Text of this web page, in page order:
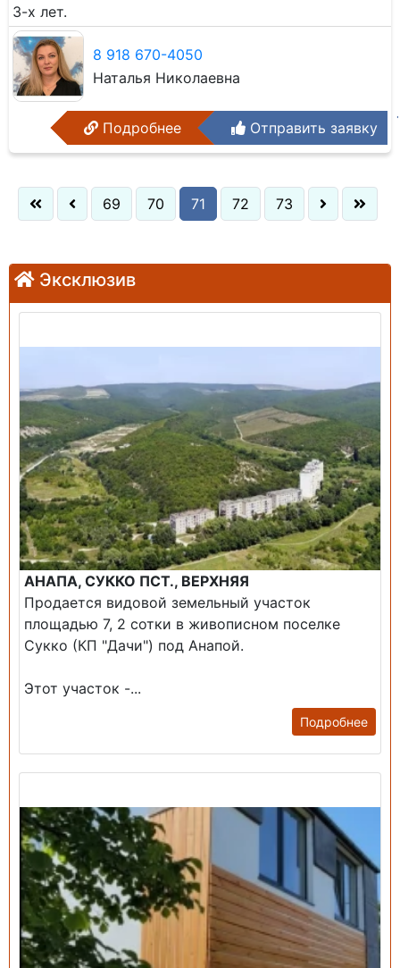
3-х лет.
8 918 670-4050
Наталья Николаевна
Подробнее Отправить заявку
69 70 71 72 73
Эксклюзив
АНАПА, СУККО ПСТ., ВЕРХНЯЯ
Продается видовой земельный участок
площадью 7, 2 сотки в живописном поселке
Сукко (КП "Дачи") под Анапой.
Этот участок -...
Подробнее